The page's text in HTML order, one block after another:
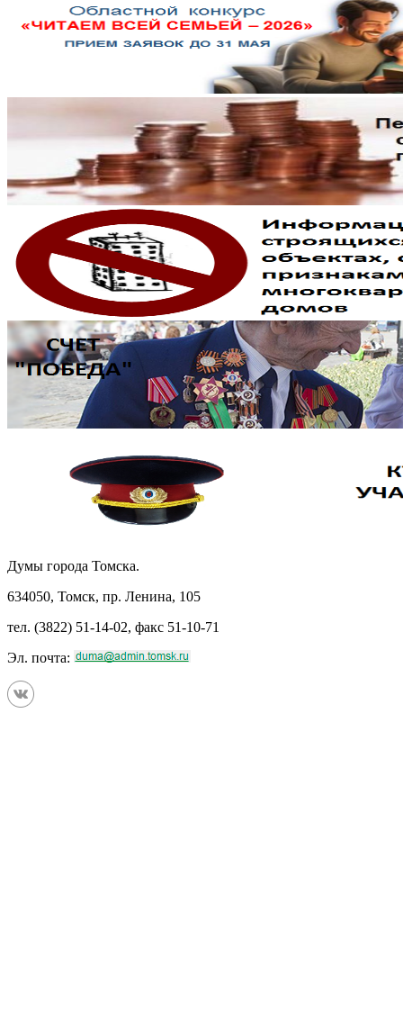
Думы города Томска.
634050, Томск, пр. Ленина, 105
тел. (3822) 51-14-02, факс 51-10-71
Эл. почта: